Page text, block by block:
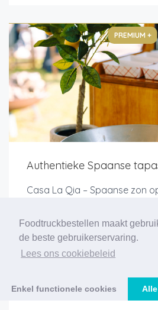
Foodtruckbestellen maakt
de beste gebruikerservaring.
Lees ons cookiebeleid
Enkel functionele cookies
PREMIUM +
Authentieke Spaanse
Casa La Qia – Spaanse zon
event met een authentieke
karakter en smaak. Onze
gebaseerd op familierecepten
abuela uit Valen...